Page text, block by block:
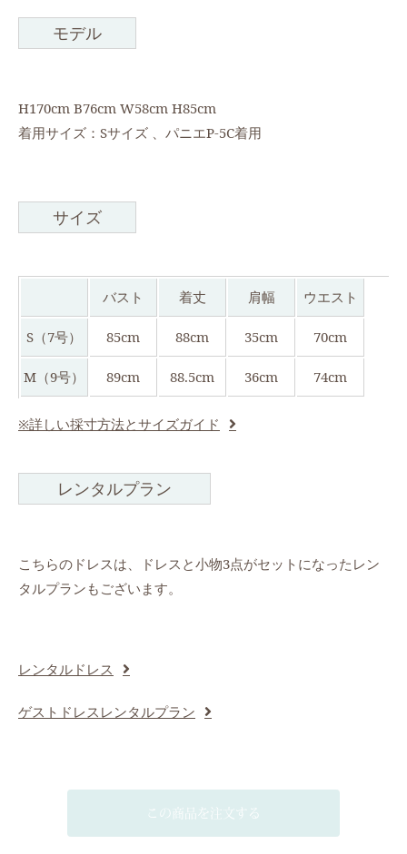
モデル
H170cm B76cm W58cm H85cm
着用サイズ：Sサイズ 、パニエP-5C着用
サイズ
バスト 着丈 肩幅 ウエスト
S（7号） 85cm 88cm 35cm 70cm
M（9号） 89cm 88.5cm 36cm 74cm
※詳しい採寸方法とサイズガイド
レンタルプラン
こちらのドレスは、ドレスと小物3点がセットになったレン
タルプランもございます。
レンタルドレス
ゲストドレスレンタルプラン
この商品を注文する